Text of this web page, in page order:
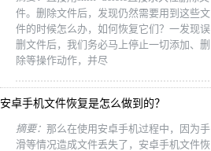
件。删除文件后，发现仍然需要用到这些文
件的时候怎么办，如何恢复它们？一发现误
删文件后，我们务必马上停止一切添加、删
除等操作动作，并尽
安卓手机文件恢复是怎么做到的？
摘要： 那么在使用安卓手机过程中，因为手
滑等情况造成文件丢失了，安卓手机文件恢